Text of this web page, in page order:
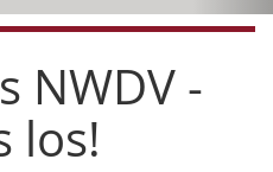
NWDV -
los!